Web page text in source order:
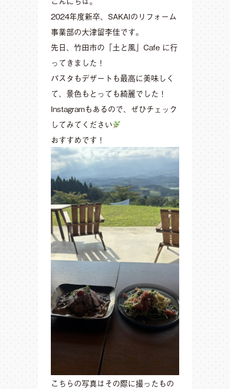
2024年度新卒、SAKAIのリフォーム
事業部の大津留李佳です。
先日、竹田市の「土と風」Cafe に行
ってきました！
パスタもデザートも最高に美味しく
て、景色もとっても綺麗でした！
Instagramもあるので、ぜひチェック
してみてください
おすすめです！
こちらの写真はその際に撮ったもの